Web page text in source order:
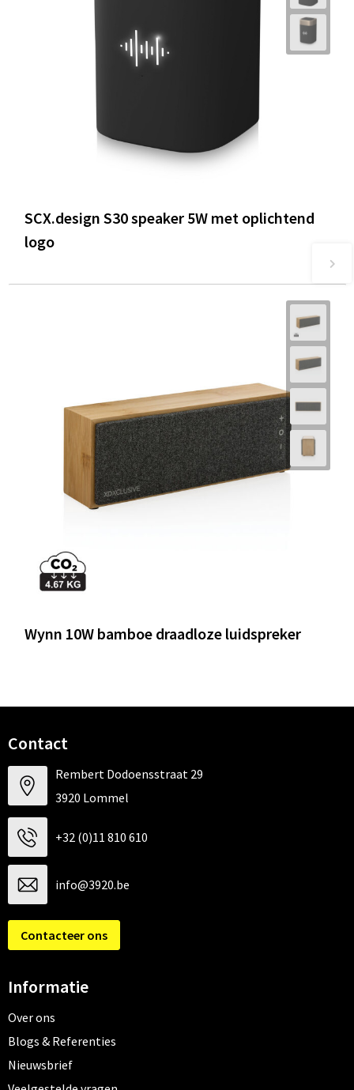
SCX.design S30 speaker 5W met oplichtend
logo
Wynn 10W bamboe draadloze luidspreker
Contact
Rembert Dodoensstraat 29
3920 Lommel
+32 (0)11 810 610
info@3920.be
Contacteer ons
Informatie
Over ons
Blogs & Referenties
Nieuwsbrief